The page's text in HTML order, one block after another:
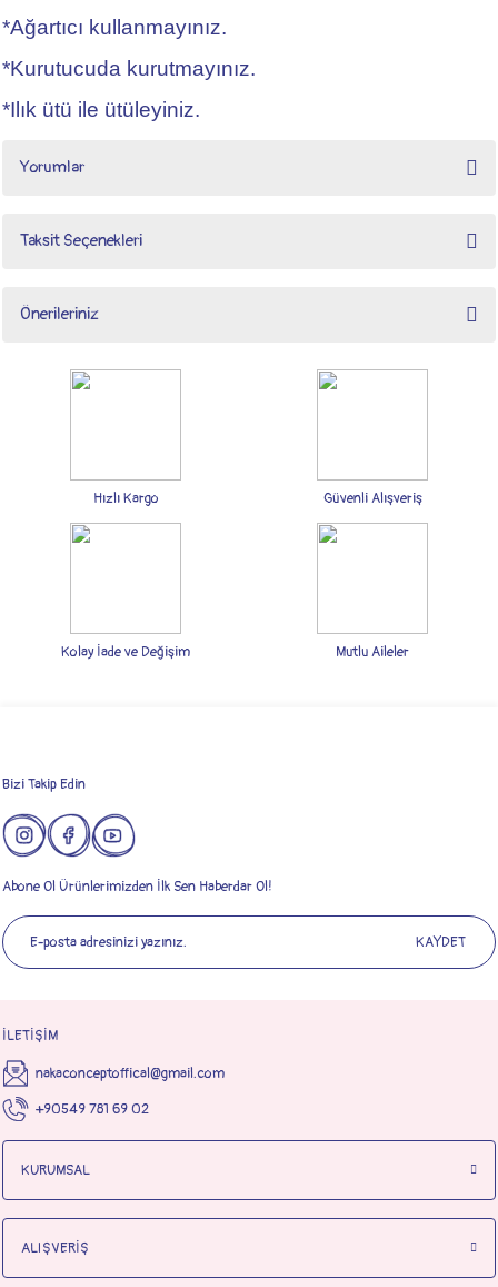
*Ağartıcı kullanmayınız.
*Kurutucuda kurutmayınız.
*Ilık ütü ile ütüleyiniz.
Yorumlar
Taksit Seçenekleri
Önerileriniz
Bu ürünün fiyat bilgisi, resim, ürün açıklamalarında ve diğer konularda yetersiz
gördüğünüz noktaları öneri formunu kullanarak tarafımıza iletebilirsiniz.
Ürün açıklamasında eksik bilgiler bulunuyor.
Ürün bilgilerinde hatalar bulunuyor.
Hızlı Kargo Güvenli Alışveriş
Kolay İade ve Değişim Mutlu Aileler
Bizi Takip Edin
Abone Ol Ürünlerimizden İlk Sen Haberdar Ol!
KAYDET
İLETİŞİM
nakaconceptoffical@gmail.com
+90549 781 69 02
KURUMSAL
ALIŞVERİŞ